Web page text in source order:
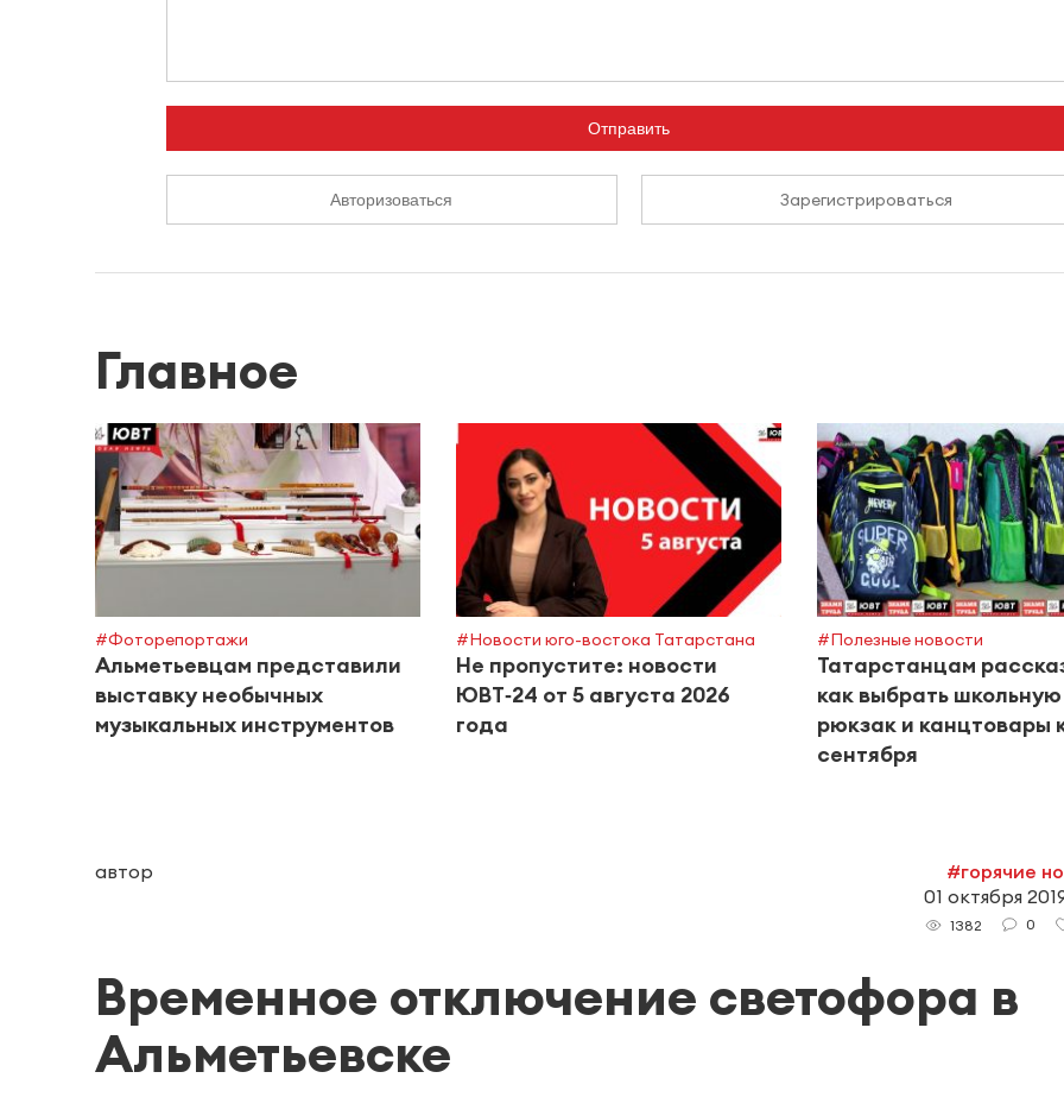
Отправить
Авторизоваться Зарегистрироваться
Главное
#Фоторепортажи
Альметьевцам представили
выставку необычных
музыкальных инструментов
#Новости юго-востока Татарстана
Не пропустите: новости
ЮВТ‑24 от 5 августа 2026
года
#Полезные новости
Татарстанцам
как выбрать
рюкзак и канцтовары
сентября
автор
#горячие
01 октября
1382 0
Временное отключение светофора в
Альметьевске